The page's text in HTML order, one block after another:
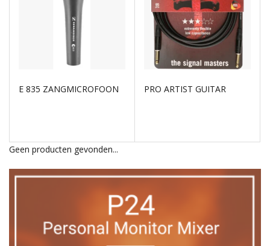
E 835 ZANGMICROFOON PRO ARTIST GUITAR
Geen producten gevonden...